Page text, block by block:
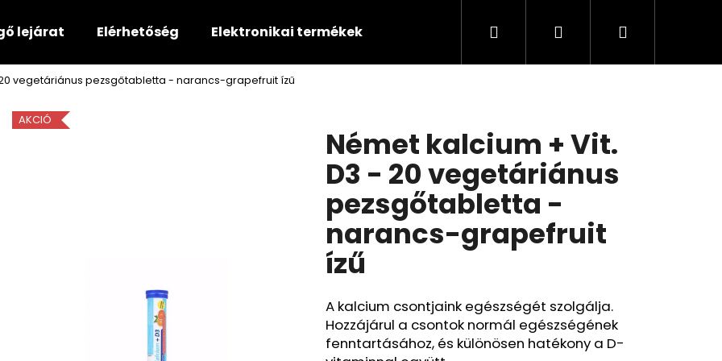
lejárat Elérhetőség Elektronikai termékek Minden termék
KeresésBejelentkezés
Kosár
vegetáriánus pezsgőtabletta - narancs-grapefruit ízű
Német kalcium + Vit.
D3 - 20 vegetáriánus
pezsgőtabletta -
narancs-grapefruit
ízű
A kalcium csontjaink egészségét szolgálja.
Hozzájárul a csontok normál egészségének
fenntartásához, és különösen hatékony a D-
AKCIÓ
Mit keres?
Következő